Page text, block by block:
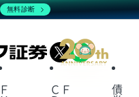
X
Ｆ
ＣＦ
債
無料診断